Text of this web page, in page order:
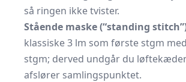
så ringen ikke tvister.
Stående maske (“standing
klassiske 3 lm som første stgm
stgm; derved undgår du
afslører samlingspunktet.